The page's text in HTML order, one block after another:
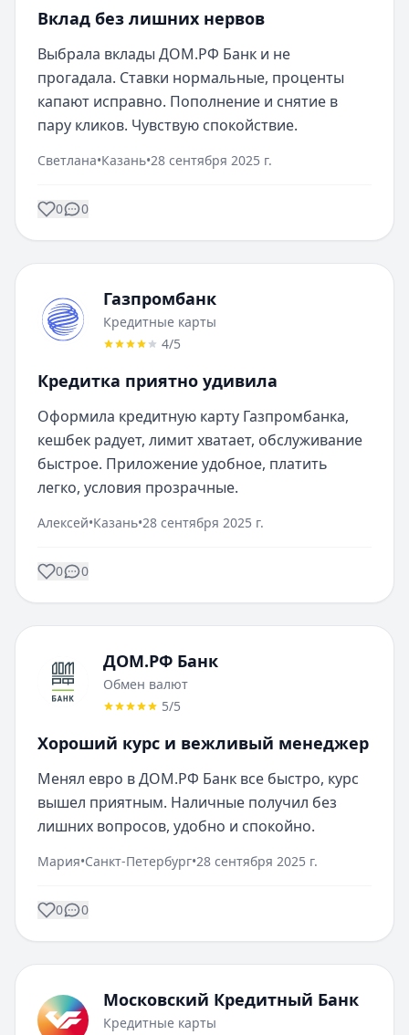
Вклад без лишних нервов
Выбрала вклады ДОМ.РФ Банк и не
прогадала. Ставки нормальные, проценты
капают исправно. Пополнение и снятие в
пару кликов. Чувствую спокойствие.
Светлана•Казань•28 сентября 2025 г.
0 0
Газпромбанк
Кредитные карты
4/5
Кредитка приятно удивила
Оформила кредитную карту Газпромбанка,
кешбек радует, лимит хватает, обслуживание
быстрое. Приложение удобное, платить
легко, условия прозрачные.
Алексей•Казань•28 сентября 2025 г.
0 0
ДОМ.РФ Банк
Обмен валют
5/5
Хороший курс и вежливый менеджер
Менял евро в ДОМ.РФ Банк все быстро, курс
вышел приятным. Наличные получил без
лишних вопросов, удобно и спокойно.
Мария•Санкт-Петербург•28 сентября 2025 г.
0 0
Московский Кредитный Банк
Кредитные карты